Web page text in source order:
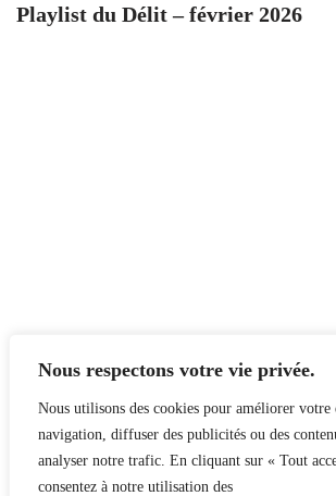
Nous respectons votre vie privée.
Nous utilisons des cookies pour améliorer votre
navigation, diffuser des publicités ou des
analyser notre trafic. En cliquant sur « Tout
consentez à notre utilisation des
Playlist du Délit – février 2026